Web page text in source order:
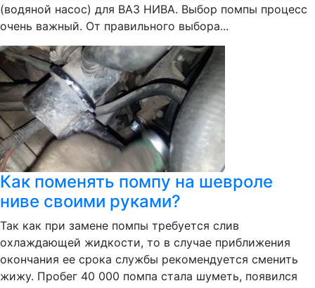
(водяной насос) для ВАЗ НИВА. Выбор помпы процесс
очень важный. От правильного выбора...
Как поменять помпу на шевроле
ниве своими руками?
Так как при замене помпы требуется слив
охлаждающей жидкости, то в случае приближения
окончания ее срока службы рекомендуется сменить
жижу. Пробег 40 000 помпа стала шуметь, появился